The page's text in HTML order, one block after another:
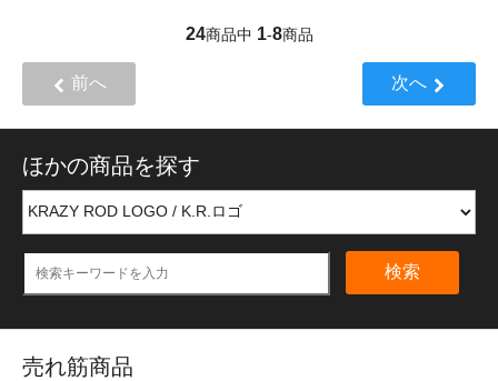
24商品中 1-8商品
前へ 次へ
ほかの商品を探す
検索
売れ筋商品